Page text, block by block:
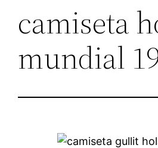
camiseta
mundial